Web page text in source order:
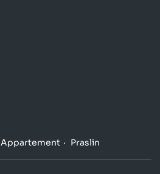
Appartement Praslin